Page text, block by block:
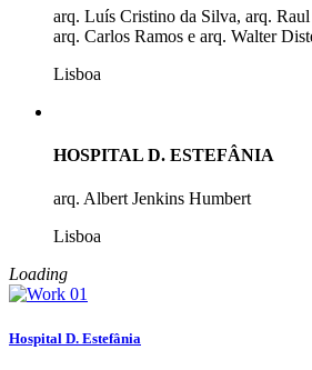
arq. Luís Cristino da Silva, arq.
arq. Carlos Ramos e arq. Walter
Lisboa
HOSPITAL D. ESTEFÂNIA
arq. Albert Jenkins Humbert
Lisboa
Loading
Hospital D. Estefânia